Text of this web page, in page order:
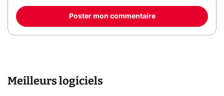
Poster mon commentaire
Meilleurs logiciels